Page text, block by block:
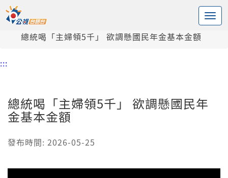
中央內容區塊
頭頁
總統喝「主婦領5千」 欲調懸國民年金基本金額
:::
總統喝「主婦領5千」 欲調懸國民年
金基本金額
發布時間: 2026-05-25